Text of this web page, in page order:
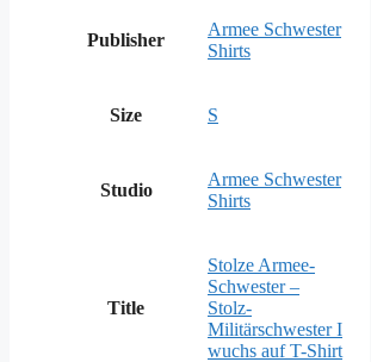
Publisher
Armee Schwester
Shirts
Size S
Studio
Armee Schwester
Shirts
Title
Stolze Armee-
Schwester –
Stolz-
Militärschwester I
wuchs auf T-Shirt